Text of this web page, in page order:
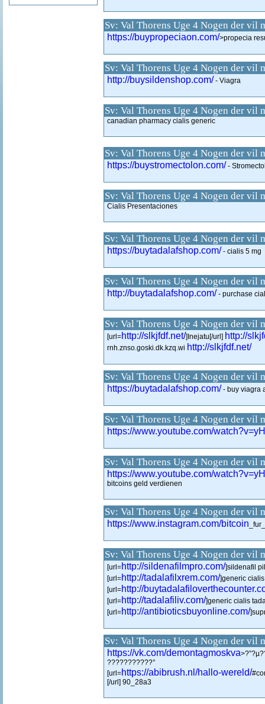
Sv: Val Thorens Uge 4 Nogen der vil
https://buypropeciaon.com/>propecia
Sv: Val Thorens Uge 4 Nogen der vil
http://buysildenshop.com/ - Viagra
Sv: Val Thorens Uge 4 Nogen der vil
canadian pharmacy cialis generic
Sv: Val Thorens Uge 4 Nogen der vil
https://buystromectolon.com/ -
Sv: Val Thorens Uge 4 Nogen der vil
Cialis Presentaciones
Sv: Val Thorens Uge 4 Nogen der vil
https://buytadalafshop.com/ - cialis 5 mg
Sv: Val Thorens Uge 4 Nogen der vil
http://buytadalafshop.com/ - purchase
Sv: Val Thorens Uge 4 Nogen der vil
[url=http://slkjfdf.net/]Inejatu[/url] http://
rnh.znso.goski.dk.kzq.wi http://slkjfdf.net/
Sv: Val Thorens Uge 4 Nogen der vil
https://buytadalafshop.com/ - buy viagra
Sv: Val Thorens Uge 4 Nogen der vil
https://www.youtube.com/
Sv: Val Thorens Uge 4 Nogen der vil
https://www.youtube.com/
bitcoins geld verdienen
Sv: Val Thorens Uge 4 Nogen der vil
https://www.instagram.com/bitcoin
Sv: Val Thorens Uge 4 Nogen der vil
[url=http://sildenafilmpro.com/]sildenafil
[url=http://tadalafilxrem.com/]generic
[url=http://
[url=http://tadalafiliv.com/]generic cialis
[url=http://antibioticsbuyonline.com/
Sv: Val Thorens Uge 4 Nogen der vil
https://vk.com/demontagmoskva
???????????°
[url=https://abibrush.nl/hallo-wereld/
[/url] 90_28a3